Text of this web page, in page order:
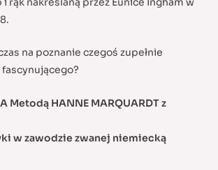
na poznanie czegoś zupełnie
Metodą HANNE MARQUARDT z
w zawodzie zwanej niemiecką